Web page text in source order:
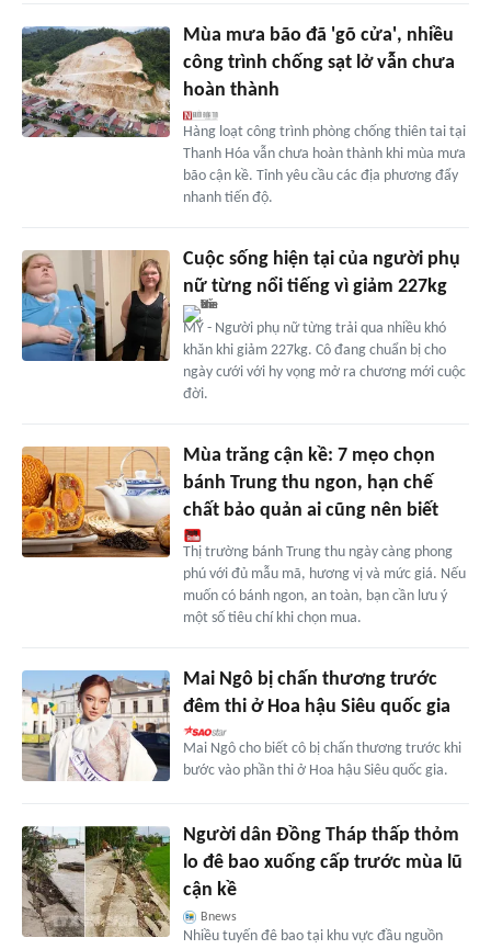
Mùa mưa bão đã 'gõ cửa', nhiều
công trình chống sạt lở vẫn chưa
hoàn thành
Hàng loạt công trình phòng chống thiên tai tại
Thanh Hóa vẫn chưa hoàn thành khi mùa mưa
bão cận kề. Tỉnh yêu cầu các địa phương đẩy
nhanh tiến độ.
Cuộc sống hiện tại của người phụ
nữ từng nổi tiếng vì giảm 227kg
MỸ - Người phụ nữ từng trải qua nhiều khó
khăn khi giảm 227kg. Cô đang chuẩn bị cho
ngày cưới với hy vọng mở ra chương mới cuộc
đời.
Mùa trăng cận kề: 7 mẹo chọn
bánh Trung thu ngon, hạn chế
chất bảo quản ai cũng nên biết
Thị trường bánh Trung thu ngày càng phong
phú với đủ mẫu mã, hương vị và mức giá. Nếu
muốn có bánh ngon, an toàn, bạn cần lưu ý
một số tiêu chí khi chọn mua.
Mai Ngô bị chấn thương trước
đêm thi ở Hoa hậu Siêu quốc gia
Mai Ngô cho biết cô bị chấn thương trước khi
bước vào phần thi ở Hoa hậu Siêu quốc gia.
Người dân Đồng Tháp thấp thỏm
lo đê bao xuống cấp trước mùa lũ
cận kề
Bnews
Nhiều tuyến đê bao tại khu vực đầu nguồn